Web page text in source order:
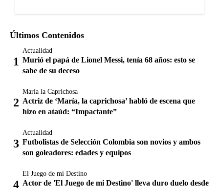
Últimos Contenidos
Actualidad
Murió el papá de Lionel Messi, tenía 68 años: esto se
sabe de su deceso
María la Caprichosa
Actriz de ‘María, la caprichosa’ habló de escena que
hizo en ataúd: “Impactante”
Actualidad
Futbolistas de Selección Colombia son novios y ambos
son goleadores: edades y equipos
El Juego de mi Destino
Actor de 'El Juego de mi Destino' lleva duro duelo desde